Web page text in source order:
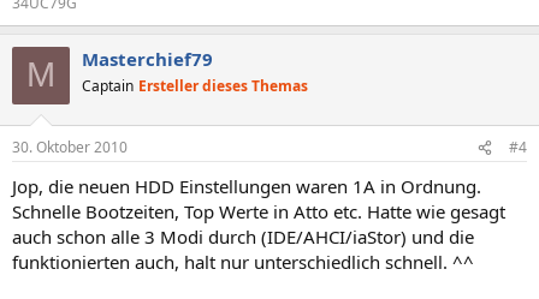
M Masterchief79
Captain Ersteller dieses Themas
30. Oktober 2010 #4
Jop, die neuen HDD Einstellungen waren 1A in Ordnung.
Schnelle Bootzeiten, Top Werte in Atto etc. Hatte wie gesagt
auch schon alle 3 Modi durch (IDE/AHCI/iaStor) und die
funktionierten auch, halt nur unterschiedlich schnell. ^^